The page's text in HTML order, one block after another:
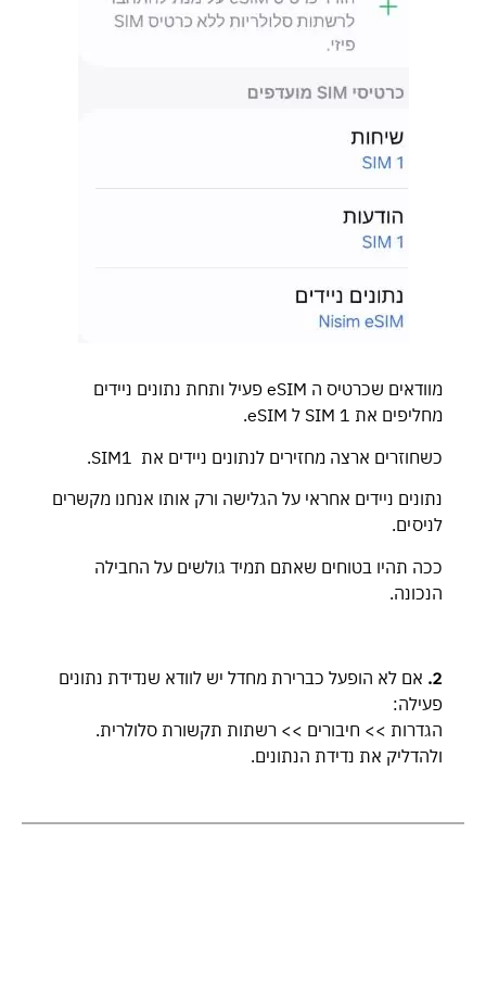
מוודאים שכרטיס ה eSIM פעיל ותחת נתונים ניידים
מחליפים את SIM 1 ל eSIM.
כשחוזרים ארצה מחזירים לנתונים ניידים את SIM1.
נתונים ניידים אחראי על הגלישה ורק אותו אנחנו מקשרים
לניסים.
ככה תהיו בטוחים שאתם תמיד גולשים על החבילה
הנכונה.
2. אם לא הופעל כברירת מחדל יש לוודא שנדידת נתונים
פעילה:
הגדרות >> חיבורים >> רשתות תקשורת סלולרית.
ולהדליק את נדידת הנתונים.